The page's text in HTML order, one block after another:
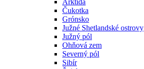
Arktída
Čukotka
Grónsko
Južné Shetlandské ostrovy
Južný pól
Ohňová zem
Severný pól
Sibír